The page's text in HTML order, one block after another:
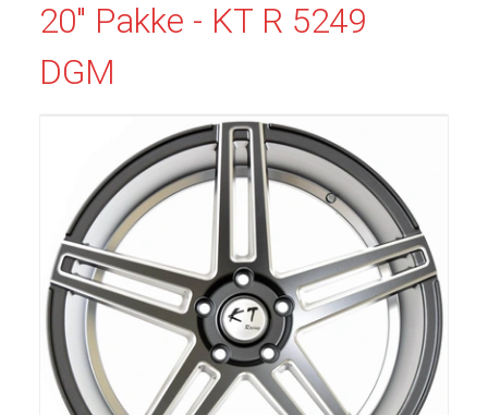
20" Pakke - KT R 5249
DGM